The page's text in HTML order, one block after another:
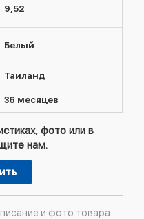
9,52
Белый
Таиланд
36 месяцев
фото или в
нам.
и фото товара